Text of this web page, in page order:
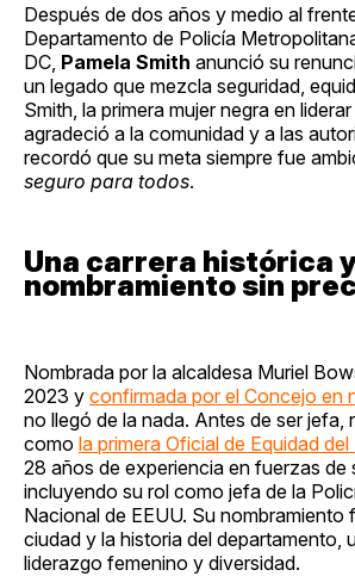
Después de dos años y medio al
Departamento de Policía
DC, Pamela Smith anunció su
un legado que mezcla seguridad,
Smith, la primera mujer negra en liderar
agradeció a la comunidad y a las
recordó que su meta siempre fue
seguro para todos.
Una carrera histórica
nombramiento sin
Nombrada por la alcaldesa Muriel
2023 y confirmada por el Concejo en
no llegó de la nada. Antes de ser jefa,
como la primera Oficial de Equidad del
28 años de experiencia en fuerzas de
incluyendo su rol como jefa de la
Nacional de EEUU. Su nombramiento
ciudad y la historia del departamento,
liderazgo femenino y diversidad.